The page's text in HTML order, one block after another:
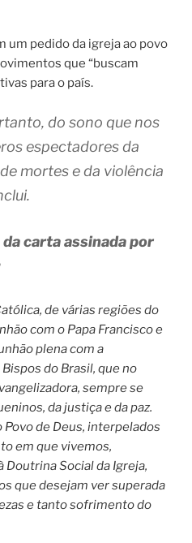
um pedido da igreja ao povo
que “buscam
para o país.
do sono que nos
espectadores da
mortes e da violência
carta assinada por
de várias regiões do
com o Papa Francisco e
plena com a
do Brasil, que no
sempre se
da justiça e da paz.
de Deus, interpelados
em que vivemos,
Doutrina Social da Igreja,
que desejam ver superada
e tanto sofrimento do